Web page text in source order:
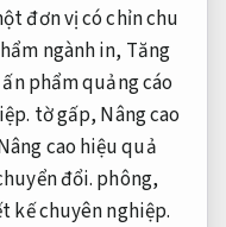
đơn vị có chỉn chu
ngành in, Tăng
phẩm quảng cáo
tờ gấp, Nâng cao
cao hiệu quả
đổi. phông,
kế chuyên nghiệp.